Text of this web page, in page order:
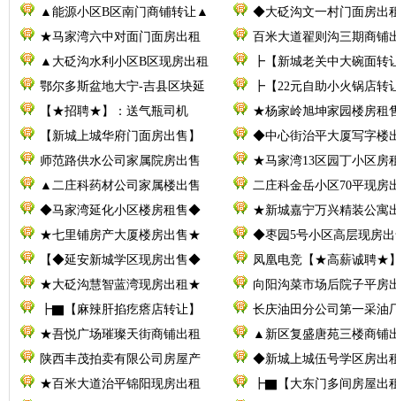
▲能源小区B区南门商铺转让▲
◆大砭沟文一村门面房出
★马家湾六中对面门面房出租
百米大道翟则沟三期商铺
▲大砭沟水利小区B区现房出租
┣【新城老关中大碗面转
鄂尔多斯盆地大宁-吉县区块延
┣【22元自助小火锅店转
【★招聘★】：送气瓶司机
★杨家岭旭坤家园楼房租
【新城上城华府门面房出售】
◆中心街治平大厦写字楼
师范路供水公司家属院房出售
★马家湾13区园丁小区房
▲二庄科药材公司家属楼出售
二庄科金岳小区70平现房
◆马家湾延化小区楼房租售◆
★新城嘉宁万兴精装公寓
★七里铺房产大厦楼房出售★
◆枣园5号小区高层现房
【◆延安新城学区现房出售◆
凤凰电竞【★高薪诚聘★
★大砭沟慧智蓝湾现房出租★
向阳沟菜市场后院子平房
┣▇【麻辣肝掐疙瘩店转让】
长庆油田分公司第一采油
★吾悦广场璀璨天街商铺出租
▲新区复盛唐苑三楼商铺
陕西丰茂拍卖有限公司房屋产
◆新城上城伍号学区房出
★百米大道治平锦阳现房出租
┣▇【大东门多间房屋出